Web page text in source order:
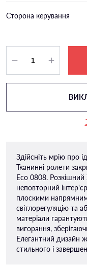
Сторона керування
Здійсніть мрію про
Тканинні ролети
Eco 0808.
неповторний
плоскими
світлорегуляцію та
матеріали
вигорання,
Елегантний дизайн
стильного і